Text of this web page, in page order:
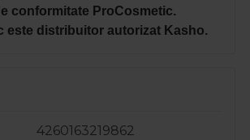
conformitate ProCosmetic.
este distribuitor autorizat Kasho.
4260163219862